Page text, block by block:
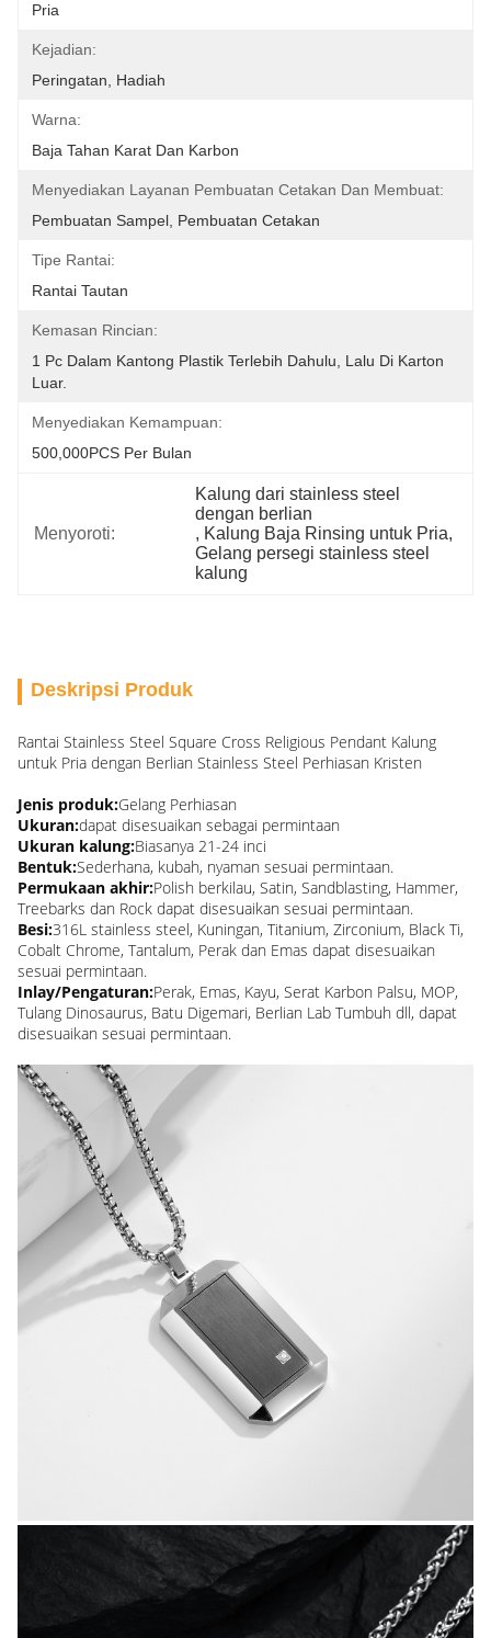
Pria
Kejadian:
Peringatan, Hadiah
Warna:
Baja Tahan Karat Dan Karbon
Menyediakan Layanan Pembuatan Cetakan Dan Membuat:
Pembuatan Sampel, Pembuatan Cetakan
Tipe Rantai:
Rantai Tautan
Kemasan Rincian:
1 Pc Dalam Kantong Plastik Terlebih Dahulu, Lalu Di Karton
Luar.
Menyediakan Kemampuan:
500,000PCS Per Bulan
Menyoroti:
Kalung dari stainless steel
dengan berlian
, Kalung Baja Rinsing untuk Pria
Gelang persegi stainless steel
kalung
Deskripsi Produk
Rantai Stainless Steel Square Cross Religious Pendant Kalung
untuk Pria dengan Berlian Stainless Steel Perhiasan Kristen
Jenis produk:Gelang Perhiasan
Ukuran:dapat disesuaikan sebagai permintaan
Ukuran kalung:Biasanya 21-24 inci
Bentuk:Sederhana, kubah, nyaman sesuai permintaan.
Permukaan akhir:Polish berkilau, Satin, Sandblasting, Hammer,
Treebarks dan Rock dapat disesuaikan sesuai permintaan.
Besi:316L stainless steel, Kuningan, Titanium, Zirconium, Black Ti,
Cobalt Chrome, Tantalum, Perak dan Emas dapat disesuaikan
sesuai permintaan.
Inlay/Pengaturan:Perak, Emas, Kayu, Serat Karbon Palsu, MOP,
Tulang Dinosaurus, Batu Digemari, Berlian Lab Tumbuh dll, dapat
disesuaikan sesuai permintaan.